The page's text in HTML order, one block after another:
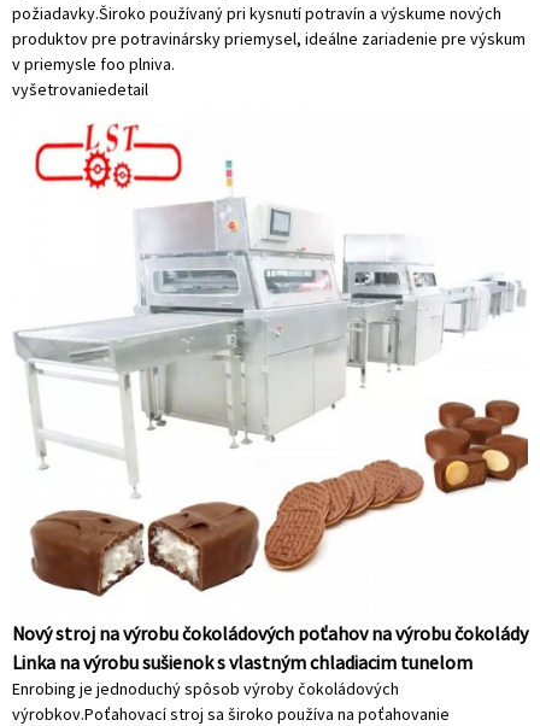
požiadavky.Široko používaný pri kysnutí potravín a výskume nových
produktov pre potravinársky priemysel, ideálne zariadenie pre výskum
v priemysle foo plniva.
vyšetrovaniedetail
Nový stroj na výrobu čokoládových poťahov na výrobu čokolády
Linka na výrobu sušienok s vlastným chladiacim tunelom
Enrobing je jednoduchý spôsob výroby čokoládových
výrobkov.Poťahovací stroj sa široko používa na poťahovanie